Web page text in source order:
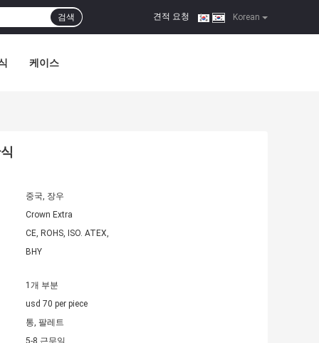
Korean
견적 요청 |
검색
케이스
중국, 장우
Crown Extra
CE, ROHS, ISO. ATEX,
BHY
1개 부분
usd 70 per piece
통, 팔레트